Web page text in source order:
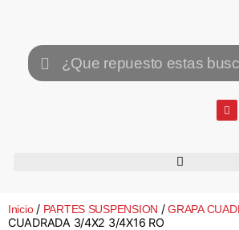
Inicio/ PARTES SUSPENSION /GRAPA
CUADRADA 3/4X2 3/4X16 RO